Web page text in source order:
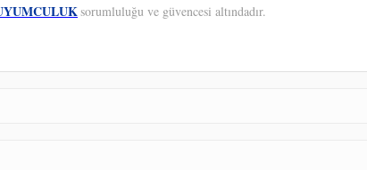
sorumluluğu ve güvencesi altındadır.